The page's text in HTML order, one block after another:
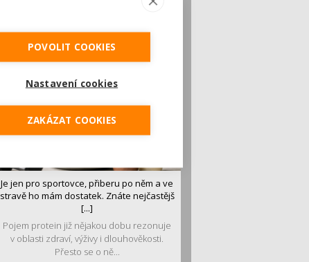
luštěniny jsou práv...
Je jen pro sportovce, přiberu po něm a ve
stravě ho mám dostatek. Znáte nejčastějš
[...]
Pojem protein již nějakou dobu rezonuje
v oblasti zdraví, výživy i dlouhověkosti.
Přesto se o ně...
POVOLIT COOKIES
Nastavení cookies
ZAKÁZAT COOKIES